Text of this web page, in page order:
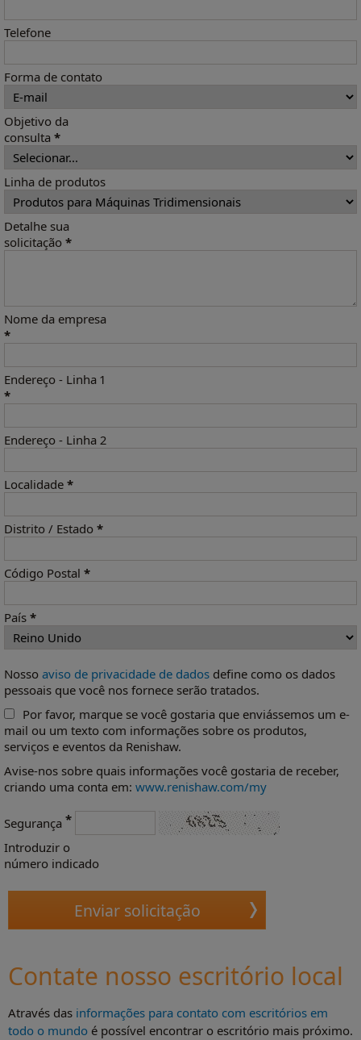
Telefone
Forma de contato
Objetivo da
consulta *
Linha de produtos
Detalhe sua
solicitação *
Nome da empresa
*
Endereço - Linha 1
*
Endereço - Linha 2
Localidade *
Distrito / Estado *
Código Postal *
País *
Nosso aviso de privacidade de dados define como os dados
pessoais que você nos fornece serão tratados.
Por favor, marque se você gostaria que enviássemos um e-
mail ou um texto com informações sobre os produtos,
serviços e eventos da Renishaw.
Avise-nos sobre quais informações você gostaria de receber,
criando uma conta em: www.renishaw.com/my
Segurança *
Introduzir o
número indicado
Contate nosso escritório local
Através das informações para contato com escritórios em
todo o mundo é possível encontrar o escritório mais próximo.